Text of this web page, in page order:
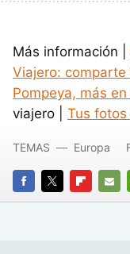
Más información |
Viajero:
Pompeya, más
viajero | Tus
FACEBOOK
TWITTERFLIPBOARD
E-
TEMAS Europa